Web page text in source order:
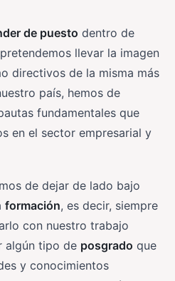
de puesto dentro de
llevar la imagen
directivos de la misma más
país, hemos de
fundamentales que
en el sector empresarial y
de dejar de lado bajo
formación, es decir, siempre
con nuestro trabajo
algún tipo de posgrado que
y conocimientos